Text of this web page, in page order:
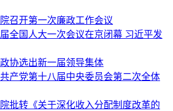
召开第一次廉政工作会议
全国人大一次会议在京闭幕 习近平发
协选出新一届领导集体
产党第十八届中央委员会第二次全体
批转《关于深化收入分配制度改革的